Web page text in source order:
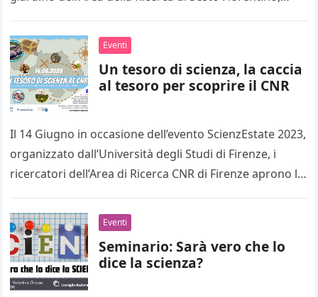
Eventi
Un tesoro di scienza, la caccia
al tesoro per scoprire il CNR
Il 14 Giugno in occasione dell’evento ScienzEstate 2023,
organizzato dall’Università degli Studi di Firenze, i
ricercatori dell’Area di Ricerca CNR di Firenze aprono le
Eventi
Seminario: Sarà vero che lo
dice la scienza?